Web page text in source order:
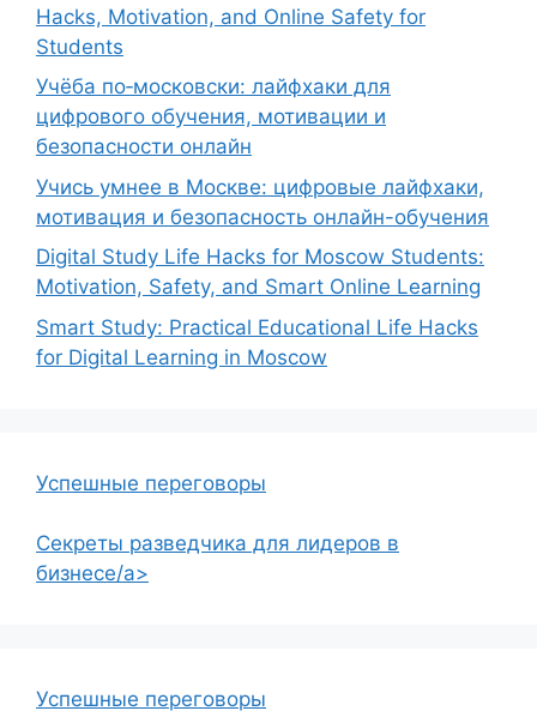
Hacks, Motivation, and Online Safety for
Students
Учёба по‑московски: лайфхаки для
цифрового обучения, мотивации и
безопасности онлайн
Учись умнее в Москве: цифровые лайфхаки,
мотивация и безопасность онлайн-обучения
Digital Study Life Hacks for Moscow Students:
Motivation, Safety, and Smart Online Learning
Smart Study: Practical Educational Life Hacks
for Digital Learning in Moscow
Успешные переговоры
Секреты разведчика для лидеров в
бизнесе/a>
Успешные переговоры